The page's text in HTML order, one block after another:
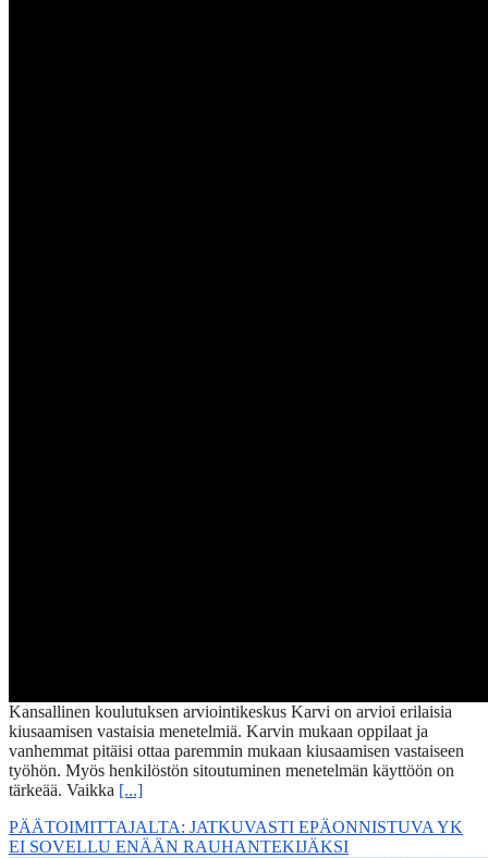
Kansallinen koulutuksen arviointikeskus Karvi on arvioi erilaisia
kiusaamisen vastaisia menetelmiä. Karvin mukaan oppilaat ja
vanhemmat pitäisi ottaa paremmin mukaan kiusaamisen vastaiseen
työhön. Myös henkilöstön sitoutuminen menetelmän käyttöön on
tärkeää. Vaikka [...]
PÄÄTOIMITTAJALTA: JATKUVASTI EPÄONNISTUVA YK
EI SOVELLU ENÄÄN RAUHANTEKIJÄKSI